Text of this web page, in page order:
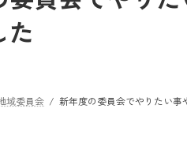
た
域委員会 新年度の委員会でやりたい事